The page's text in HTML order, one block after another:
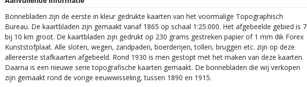
Bonnebladen zijn de eerste in kleur gedrukte kaarten van het voormalige Topographisch
Bureau. De kaartbladen zijn gemaakt vanaf 1865 op schaal 1:25.000. Het afgebeelde gebied is 7
bij 10 km groot. De kaartbladen zijn gedrukt op 230 grams gestreken papier of 1 mm dik Forex
Kunststofplaat. Alle sloten, wegen, zandpaden, boerderijen, tollen, bruggen etc. zijn op deze
allereerste stafkaarten afgebeeld. Rond 1930 is men gestopt met het maken van deze kaarten.
Daarna is een nieuwe serie topografische kaarten gemaakt. De bonnebladen die wij verkopen
zijn gemaakt rond de vorige eeuwwisseling, tussen 1890 en 1915.